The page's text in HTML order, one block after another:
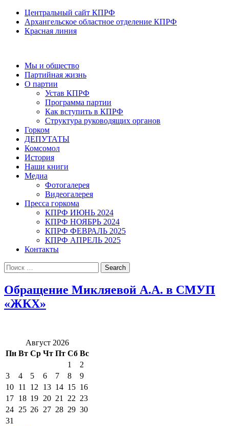
Центральный сайт КПРФ
Архангельское областное отделение КПРФ
Красная линия
Мы и общество
Партийная жизнь
О партии
Устав КПРФ
Программа партии
Как вступить в КПРФ
Структура руководящих органов
Горком
ДЕПУТАТЫ
Комсомол
История
Наши книги
Медиа
Фотогалерея
Видеогалерея
Пресса горкома
КПРФ ИЮНЬ 2024
КПРФ НОЯБРЬ 2024
КПРФ ФЕВРАЛЬ 2025
КПРФ АПРЕЛЬ 2025
Контакты
Search
for:
Обращение Микляевой А.А. в СМУП
«ЖКХ»
Август 2026
Пн Вт Ср Чт Пт Сб Вс
1
2
3
4 5 6 7 8
9
10 11 12 13 14 15 16
17 18 19 20 21 22 23
24 25 26 27 28 29 30
31